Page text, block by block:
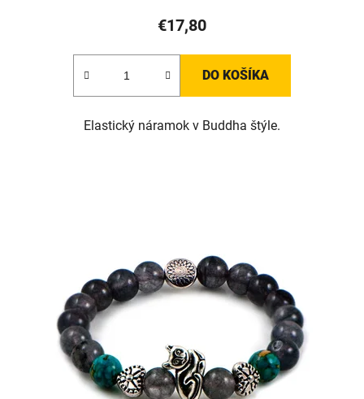
€17,80
DO KOŠÍKA
Elastický náramok v Buddha štýle.